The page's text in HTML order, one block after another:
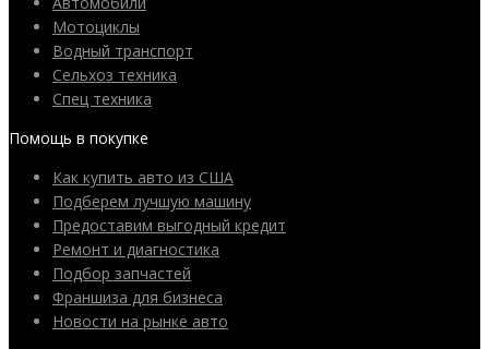
Мотоциклы
Водный транспорт
Сельхоз техника
Спец техника
Помощь в покупке
Как купить авто из США
Подберем лучшую машину
Предоставим выгодный кредит
Ремонт и диагностика
Подбор запчастей
Франшиза для бизнеса
Новости на рынке авто